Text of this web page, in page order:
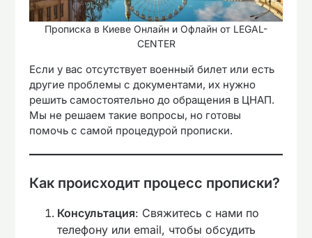
Прописка в Киеве Онлайн и Офлайн от LEGAL-
CENTER
Если у вас отсутствует военный билет или есть
другие проблемы с документами, их нужно
решить самостоятельно до обращения в ЦНАП.
Мы не решаем такие вопросы, но готовы
помочь с самой процедурой прописки.
Как происходит процесс прописки?
Консультация: Свяжитесь с нами по
телефону или email, чтобы обсудить